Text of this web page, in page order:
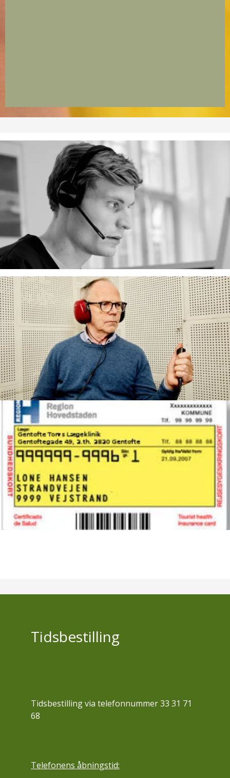
Tidsbestilling
Du kan bestille tid på telefon 33 31 71 68 eller ved
personligt fremmøde.
Læs mere her
Henvisning ikke nødvendig
Hvis du ønsker at se Øre-Næse-Hals lægen behøver du
IKKE en henvisning fra din praktiserende læge. Du skal
bare ringe til vores klinik og bestille en tid
Sundhedskort
Medbring altid dit sundhedskort.
Ved bortkommet eller beskadiget sundhedskort fås et
nyt på Borgerservice
Du kan naturligvis også benytte Sundhedskort App'en.
-Læs mere her
Tidsbestilling
Tidsbestilling via telefonnummer 33 31 71
68
Telefonens åbningstid: